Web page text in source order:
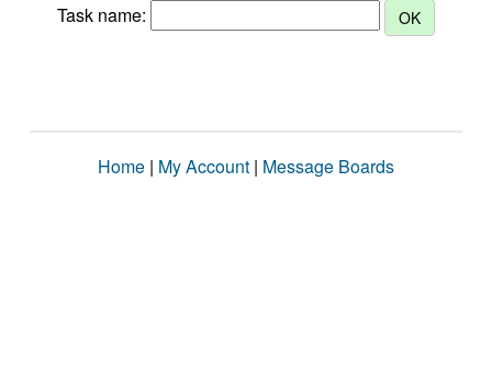
Task name:
Home | My Account | Message Boards